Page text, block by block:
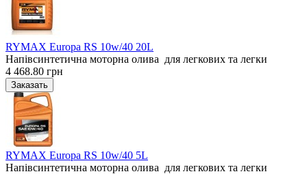
RYMAX Europa RS 10w/40 20L
Напівсинтетична моторна олива для легкових та легки
4 468.80 грн
RYMAX Europa RS 10w/40 5L
Напівсинтетична моторна олива для легкових та легки